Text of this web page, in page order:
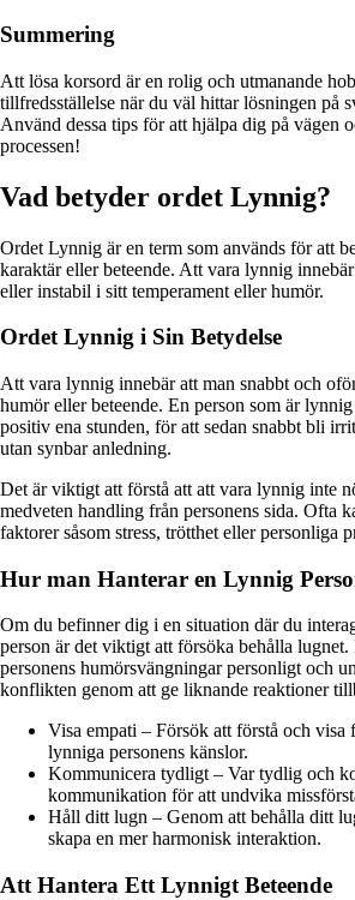
Summering
Att lösa korsord är en rolig och utmanande
tillfredsställelse när du väl hittar lösningen på
Använd dessa tips för att hjälpa dig på vägen
processen!
Vad betyder ordet Lynnig?
Ordet Lynnig är en term som används för att
karaktär eller beteende. Att vara lynnig
eller instabil i sitt temperament eller humör.
Ordet Lynnig i Sin Betydelse
Att vara lynnig innebär att man snabbt och
humör eller beteende. En person som är
positiv ena stunden, för att sedan snabbt bli
utan synbar anledning.
Det är viktigt att förstå att att vara lynnig inte
medveten handling från personens sida. Ofta
faktorer såsom stress, trötthet eller personliga
Hur man Hanterar en Lynnig
Om du befinner dig i en situation där du
person är det viktigt att försöka behålla lugnet.
personens humörsvängningar personligt och
konflikten genom att ge liknande reaktioner
Visa empati – Försök att förstå och visa
lynniga personens känslor.
Kommunicera tydligt – Var tydlig och
kommunikation för att undvika
Håll ditt lugn – Genom att behålla ditt
skapa en mer harmonisk interaktion.
Att Hantera Ett Lynnigt Beteende